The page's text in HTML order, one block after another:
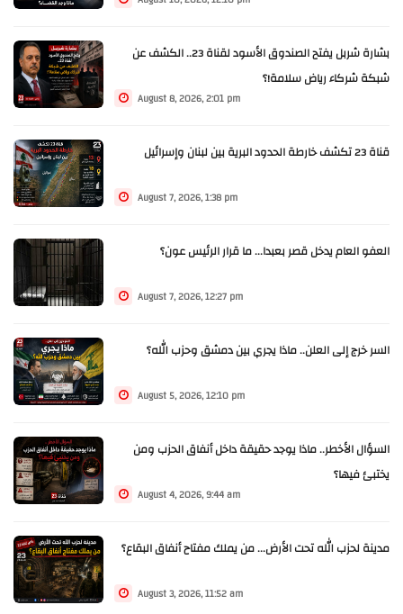
بشارة شربل يفتح الصندوق الأسود لقناة 23.. الكشف عن
شبكة شركاء رياض سلامة!؟
August 8, 2026, 2:01 pm
قناة 23 تكشف خارطة الحدود البرية بين لبنان وإسرائيل
August 7, 2026, 1:38 pm
العفو العام يدخل قصر بعبدا... ما قرار الرئيس عون؟
August 7, 2026, 12:27 pm
السر خرج إلى العلن.. ماذا يجري بين دمشق وحزب الله؟
August 5, 2026, 12:10 pm
السؤال الأخطر.. ماذا يوجد حقيقة داخل أنفاق الحزب ومن
يختبئ فيها؟
August 4, 2026, 9:44 am
مدينة لحزب الله تحت الأرض... من يملك مفتاح أنفاق البقاع؟
August 3, 2026, 11:52 am